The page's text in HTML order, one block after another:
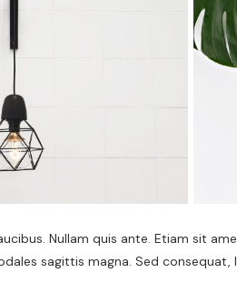
Nullam quis ante. Etiam sit
sagittis magna. Sed consequat,